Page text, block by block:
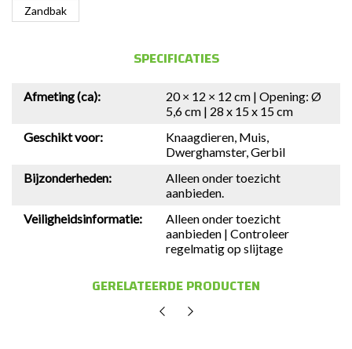
Zandbak
SPECIFICATIES
Afmeting (ca):
20 × 12 × 12 cm | Opening: Ø
5,6 cm | 28 x 15 x 15 cm
Geschikt voor:
Knaagdieren, Muis,
Dwerghamster, Gerbil
Bijzonderheden:
Alleen onder toezicht
aanbieden.
Veiligheidsinformatie:
Alleen onder toezicht
aanbieden | Controleer
regelmatig op slijtage
GERELATEERDE PRODUCTEN